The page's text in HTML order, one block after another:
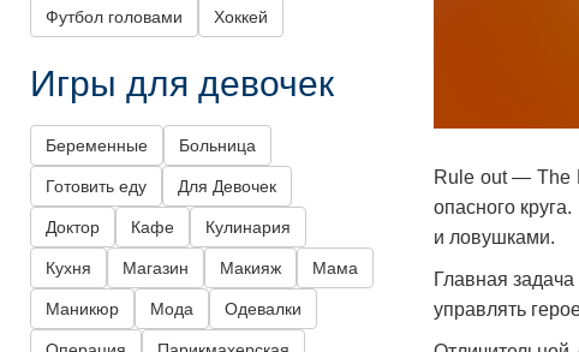
Rule out — The
опасного
и ловушками.
Главная
управлять
Футбол головами Хоккей
Игры для девочек
Беременные Больница
Готовить еду Для Девочек
Доктор Кафе Кулинария
Кухня Магазин Макияж Мама
Маникюр Мода Одевалки